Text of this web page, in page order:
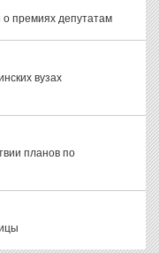
премиях депутатам
вузах
планов по